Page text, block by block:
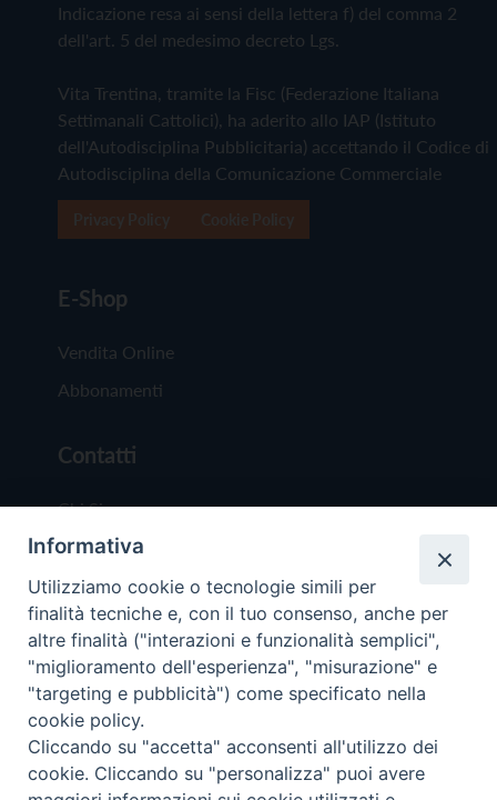
Indicazione resa ai sensi della lettera f) del comma 2
dell'art. 5 del medesimo decreto Lgs.
Vita Trentina, tramite la Fisc (Federazione Italiana
Settimanali Cattolici), ha aderito allo IAP (Istituto
dell'Autodisciplina Pubblicitaria) accettando il Codice di
Autodisciplina della Comunicazione Commerciale
E-Shop
Vendita Online
Abbonamenti
Contatti
Chi Siamo
Redazione
Scrivici
Copyright © 2019 - Tutti i diritti riservati - Vita
Trentina Editrice
Informativa
Utilizziamo cookie o tecnologie simili per
finalità tecniche e, con il tuo consenso, anche per
altre finalità ("interazioni e funzionalità semplici",
"miglioramento dell'esperienza", "misurazione" e
"targeting e pubblicità") come specificato nella
cookie policy.
Cliccando su "accetta" acconsenti all'utilizzo dei
cookie. Cliccando su "personalizza" puoi avere